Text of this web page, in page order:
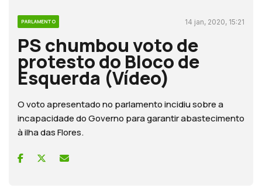
PARLAMENTO 14 jan, 2020, 15:21
PS chumbou voto de
protesto do Bloco de
Esquerda (Vídeo)
O voto apresentado no parlamento incidiu sobre a
incapacidade do Governo para garantir abastecimento
à ilha das Flores.